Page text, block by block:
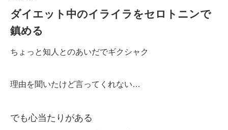
ダイエット中のイライラをセロトニンで
鎮める
ちょっと知人とのあいだでギクシャク
理由を聞いたけど言ってくれない…
でも心当たりがある